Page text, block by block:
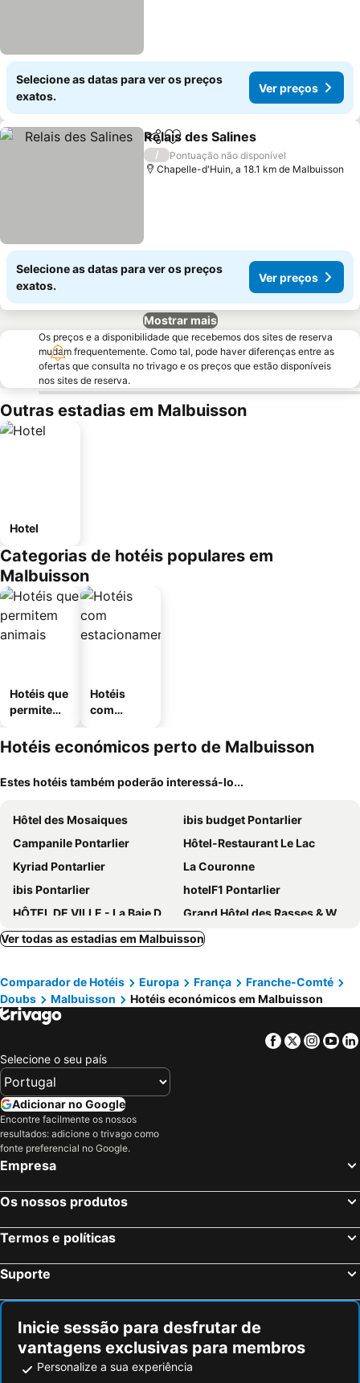
Selecione as datas para ver os preços
exatos.
Ver preços
PartilharAdicionar aos favoritos
Relais des Salines
/
Pontuação não disponível
Chapelle-d'Huin, a 18.1 km de Malbuisson
Selecione as datas para ver os preços
exatos.
Ver preços
Mostrar mais
Os preços e a disponibilidade que recebemos dos sites de reserva
mudam frequentemente. Como tal, pode haver diferenças entre as
ofertas que consulta no trivago e os preços que estão disponíveis
nos sites de reserva.
Outras estadias em Malbuisson
Hotel
Categorias de hotéis populares em
Malbuisson
Hotéis que
permitem
Hotéis
com
mento
Hotéis económicos perto de Malbuisson
Estes hotéis também poderão interessá-lo...
Hôtel des Mosaiques
ibis budget Pontarlier
Campanile Pontarlier
Hôtel-Restaurant Le Lac
Kyriad Pontarlier
La Couronne
ibis Pontarlier
hotelF1 Pontarlier
HÔTEL DE VILLE - La Baie Du Lac
Grand Hôtel des Rasses & Wellness
Hotel de l'Ours
Ver todas as estadias em Malbuisson
Comparador de Hotéis Europa França
Franche-Comté
Doubs
Malbuisson Hotéis económicos em Malbuisson
Facebook
Twitter
Selecione o seu país
Adicionar no Google
Encontre facilmente os nossos
resultados: adicione o trivago como
fonte preferencial no Google.
Empresa
Os nossos produtos
Termos e políticas
Suporte
Inicie sessão para desfrutar de
vantagens exclusivas para membros
Personalize a sua experiência